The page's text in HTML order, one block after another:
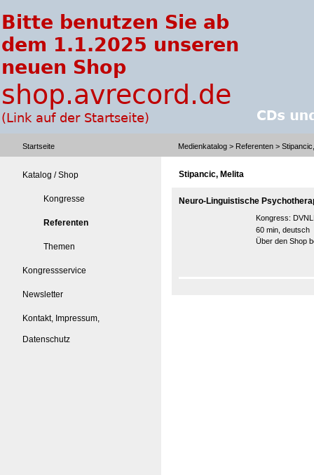
Startseite Medienkatalog > Referenten >
Katalog / Shop
Kongresse
Referenten
Themen
Kongressservice
Newsletter
Kontakt, Impressum,
Datenschutz
Stipancic, Melita
Neuro-Linguistische
Kongress:
60 min, deutsch
Über den Shop